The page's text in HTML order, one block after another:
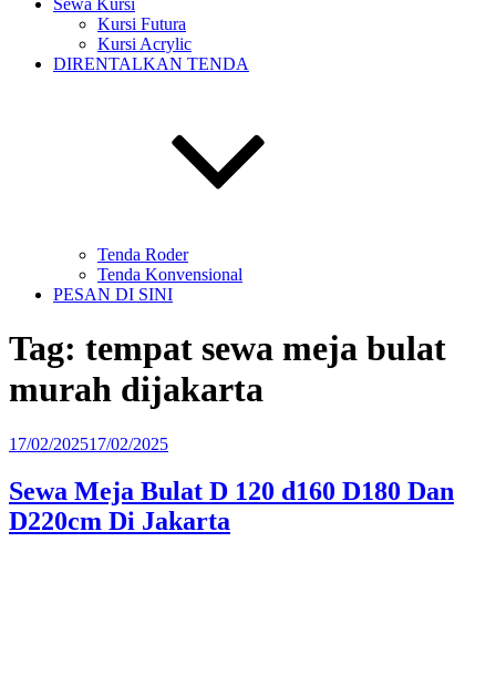
Sewa Kursi
Kursi Futura
Kursi Acrylic
DIRENTALKAN TENDA
Tenda Roder
Tenda Konvensional
PESAN DI SINI
Tag: tempat sewa meja bulat
murah dijakarta
Diposkan
17/02/202517/02/2025
Sewa Meja Bulat D 120 d160 D180 Dan
D220cm Di Jakarta